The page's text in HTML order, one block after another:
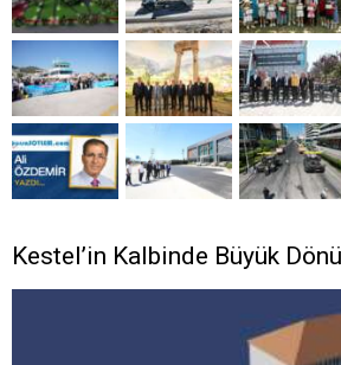
Kestel’in Kalbinde Büyük